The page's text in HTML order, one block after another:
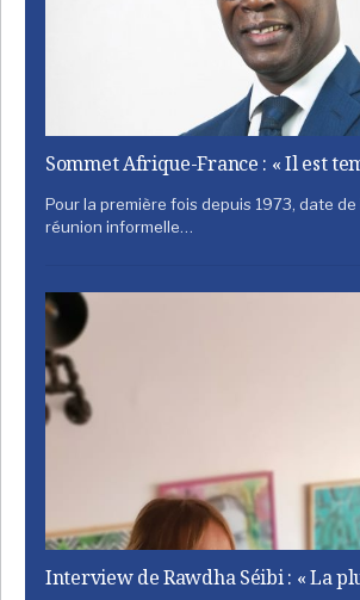
Sommet Afrique-France : « Il est
Pour la première fois depuis 1973, date
réunion informelle…
Interview de Rawdha Séibi : « La